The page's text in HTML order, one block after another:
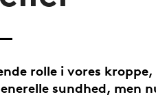
rolle i vores kroppe,
sundhed, men